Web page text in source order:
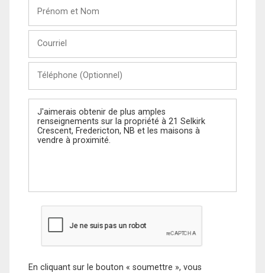
Nom
(Optionnel)
Message
En cliquant sur le bouton « soumettre », vous